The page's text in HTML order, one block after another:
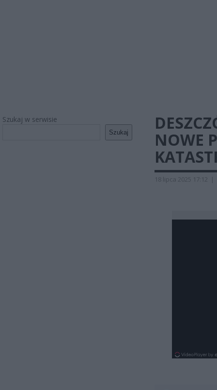
Szukaj w serwisie
Szukaj
NOWE
18 lipca 2025 17:12 |